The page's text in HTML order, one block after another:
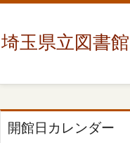
埼玉県立図書館
開館日カレンダー